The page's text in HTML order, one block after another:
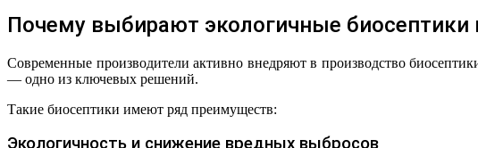
Почему выбирают экологичные биосептики
Современные производители активно внедряют в производство
— одно из ключевых решений.
Такие биосептики имеют ряд преимуществ:
Экологичность и снижение вредных выбросов